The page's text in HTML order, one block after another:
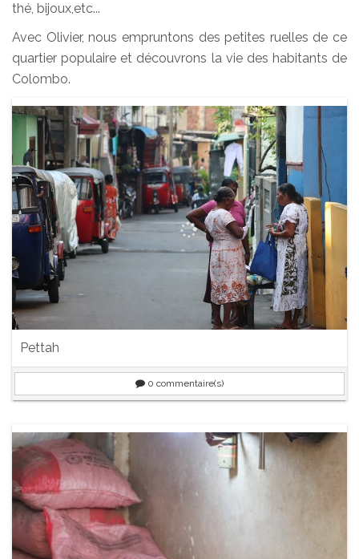
thé, bijoux,etc...
Avec Olivier, nous empruntons des petites ruelles de ce
quartier populaire et découvrons la vie des habitants de
Colombo.
Pettah
0 commentaire(s)